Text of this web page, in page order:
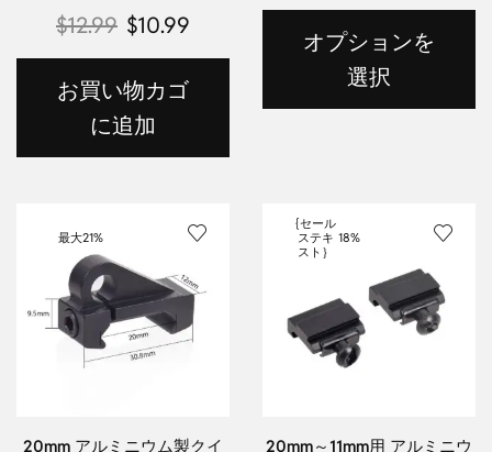
$12.99 $10.99
お買い物カゴ
に追加
オプションを
選択
最大21%
20mm アルミニウム製クイ
{セール
ステキ
スト｝
18%
20mm～11mm用 アルミニウ